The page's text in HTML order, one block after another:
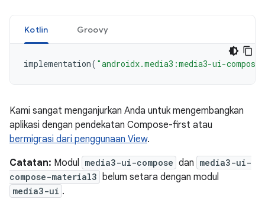
Kotlin Groovy
implementation( "androidx.media3:media3-ui-
Kami sangat menganjurkan Anda untuk mengembangkan
aplikasi dengan pendekatan Compose-first atau
bermigrasi dari penggunaan View.
Catatan: Modul media3-ui-compose dan media3-ui-
compose-material3 belum setara dengan modul
media3-ui .